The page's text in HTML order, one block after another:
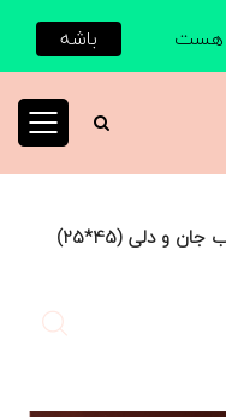
و دلی (45*25)
هست باشه